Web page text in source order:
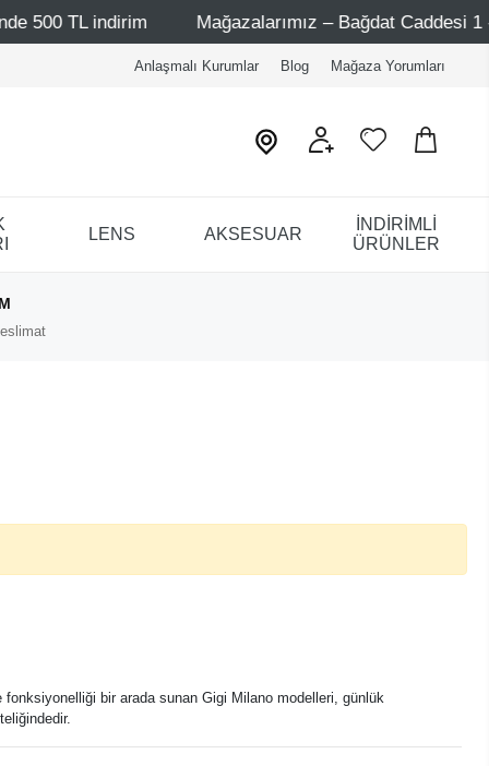
Mağazalarımız – Bağdat Caddesi 1 - Bağdat
Anlaşmalı Kurumlar Blog Mağaza Yorumları
LENS AKSESUAR
İNDİRİMLİ
ÜRÜNLER
fonksiyonelliği bir arada sunan Gigi Milano modelleri, günlük